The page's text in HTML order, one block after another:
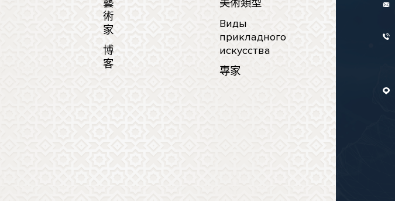
藝
術
家
博
客
美術類型
Виды
прикладного
искусства
專家